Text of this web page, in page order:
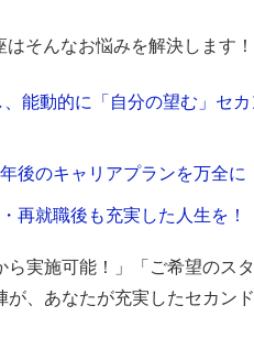
そんなお悩みを解決します！
能動的に「自分の望む」セ
後のキャリアプランを万全に
再就職後も充実した人生を！
実施可能！」「ご希望のス
、あなたが充実したセカン